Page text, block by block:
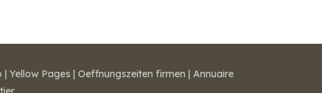
| Yellow Pages | Oeffnungszeiten firmen | Annuaire